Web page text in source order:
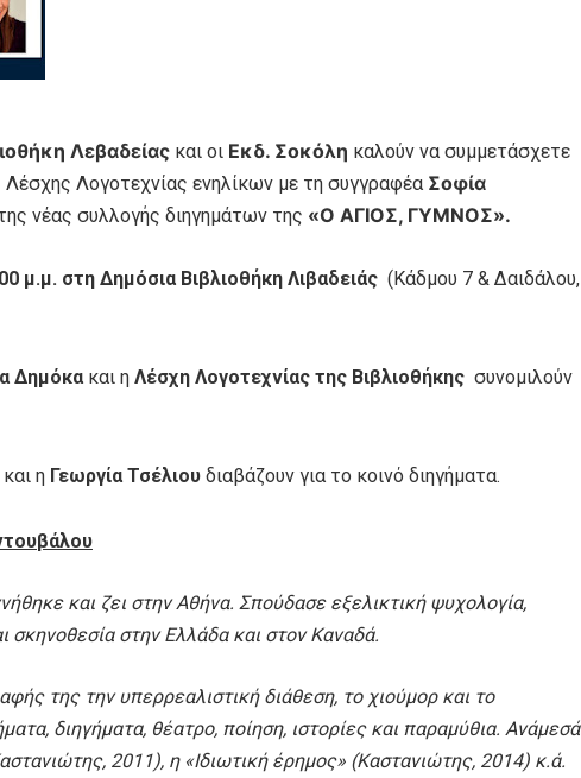
Λεβαδείας και οι Εκδ. Σοκόλη καλούν να συμμετάσχετε
Λογοτεχνίας ενηλίκων με τη συγγραφέα Σοφία
νέας συλλογής διηγημάτων της «Ο ΑΓΙΟΣ, ΓΥΜΝΟΣ».
μ.μ. στη Δημόσια Βιβλιοθήκη Λιβαδειάς (Κάδμου 7 & Δαιδάλου,
Δημόκα και η Λέσχη Λογοτεχνίας της Βιβλιοθήκης συνομιλούν
και η Γεωργία Τσέλιου διαβάζουν για το κοινό διηγήματα.
και ζει στην Αθήνα. Σπούδασε εξελικτική ψυχολογία,
σκηνοθεσία στην Ελλάδα και στον Καναδά.
της την υπερρεαλιστική διάθεση, το χιούμορ και το
διηγήματα, θέατρο, ποίηση, ιστορίες και παραμύθια. Ανάμεσά
2011), η «Ιδιωτική έρημος» (Καστανιώτης, 2014) κ.ά.